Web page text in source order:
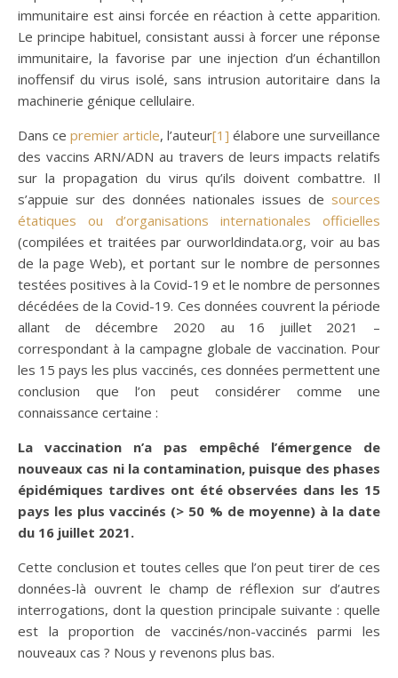
immunitaire est ainsi forcée en réaction à cette apparition.
Le principe habituel, consistant aussi à forcer une réponse
immunitaire, la favorise par une injection d’un échantillon
inoffensif du virus isolé, sans intrusion autoritaire dans la
machinerie génique cellulaire.
Dans ce premier article, l’auteur[1] élabore une surveillance
des vaccins ARN/ADN au travers de leurs impacts relatifs
sur la propagation du virus qu’ils doivent combattre. Il
s’appuie sur des données nationales issues de sources
étatiques ou d’organisations internationales officielles
(compilées et traitées par ourworldindata.org, voir au bas
de la page Web), et portant sur le nombre de personnes
testées positives à la Covid-19 et le nombre de personnes
décédées de la Covid-19. Ces données couvrent la période
allant de décembre 2020 au 16 juillet 2021 –
correspondant à la campagne globale de vaccination. Pour
les 15 pays les plus vaccinés, ces données permettent une
conclusion que l’on peut considérer comme une
connaissance certaine :
La vaccination n’a pas empêché l’émergence de
nouveaux cas ni la contamination, puisque des phases
épidémiques tardives ont été observées dans les 15
pays les plus vaccinés (> 50 % de moyenne) à la date
du 16 juillet 2021.
Cette conclusion et toutes celles que l’on peut tirer de ces
données-là ouvrent le champ de réflexion sur d’autres
interrogations, dont la question principale suivante : quelle
est la proportion de vaccinés/non-vaccinés parmi les
nouveaux cas ? Nous y revenons plus bas.